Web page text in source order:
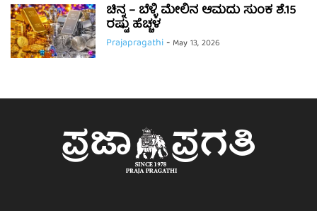
ಚಿನ್ನ – ಬೆಳ್ಳಿ ಮೇಲಿನ ಆಮದು ಸುಂಕ ಶೆ.15
ರಷ್ಟು ಹೆಚ್ಚಳ
Prajapragathi- May 13, 2026